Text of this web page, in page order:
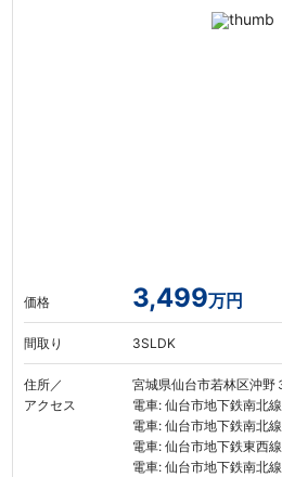
価格 3,499万円
間取り 3SLDK
住所／
アクセス
宮城県仙台市若林区沖野
電車: 仙台市地下鉄南北
電車: 仙台市地下鉄南北
電車: 仙台市地下鉄東西
電車: 仙台市地下鉄南北